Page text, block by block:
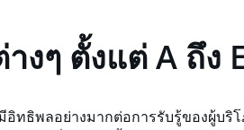
ๆ ตั้งแต่ A ถึง
ทธิพลอย่างมากต่อการรับรู้ของผู้บริ